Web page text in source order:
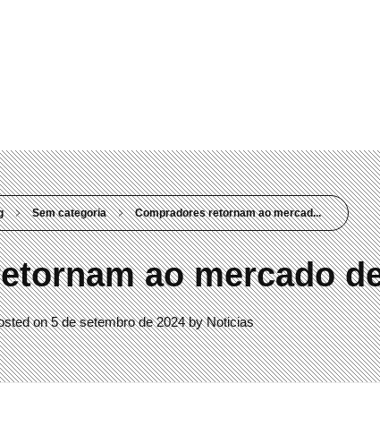
Sem categoria Compradores retornam ao mercad...
ao mercado
on 5 de setembro de 2024 by Noticias